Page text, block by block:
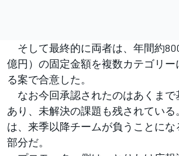
そして最終的に両者は、年間約
億円）の固定金額を複数カテゴリー
る案で合意した。
なお今回承認されたのはあくまで
あり、未解決の課題も残されてい
は、来季以降チームが負うことにな
部分だ。